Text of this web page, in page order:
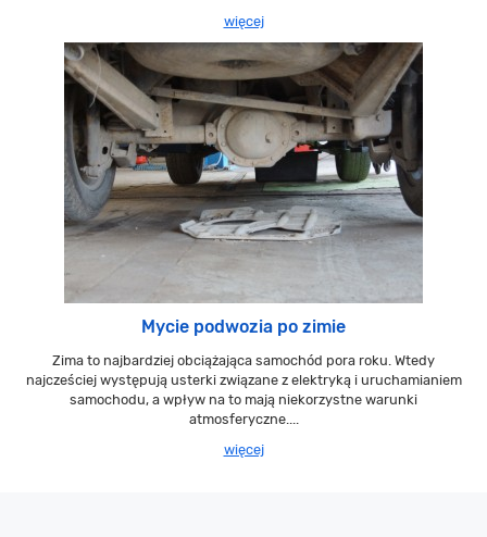
więcej
Mycie podwozia po zimie
Zima to najbardziej obciążająca samochód pora roku. Wtedy
najcześciej występują usterki związane z elektryką i uruchamianiem
samochodu, a wpływ na to mają niekorzystne warunki
atmosferyczne....
więcej